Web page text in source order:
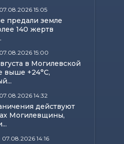
07.08.2026 15:05
предали земле
140 жертв
07.08.2026 15:00
в Могилевской
выше +24°С,
07.08.2026 14:32
действуют
Могилевщины,
07.08.2026 14:16